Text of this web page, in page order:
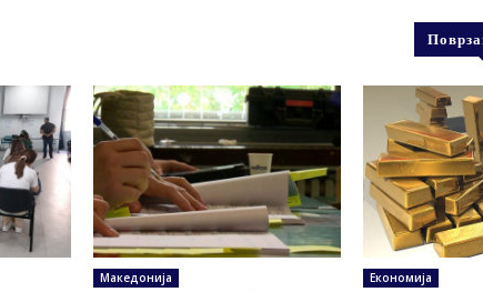
Македонија Економија